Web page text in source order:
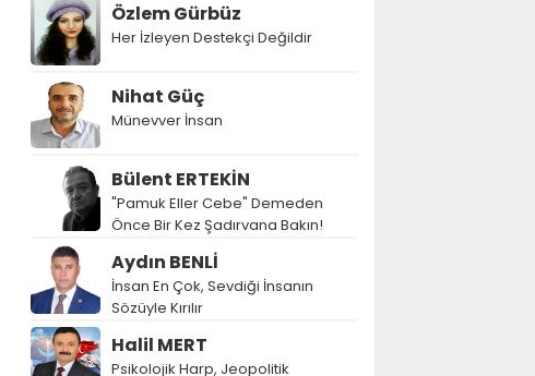
Özlem Gürbüz
Her İzleyen Destekçi Değildir
Nihat Güç
Münevver İnsan
Bülent ERTEKİN
"Pamuk Eller Cebe" Demeden
Önce Bir Kez Şadırvana Bakın!
Aydın BENLİ
İnsan En Çok, Sevdiği İnsanın
Sözüyle Kırılır
Halil MERT
Psikolojik Harp, Jeopolitik